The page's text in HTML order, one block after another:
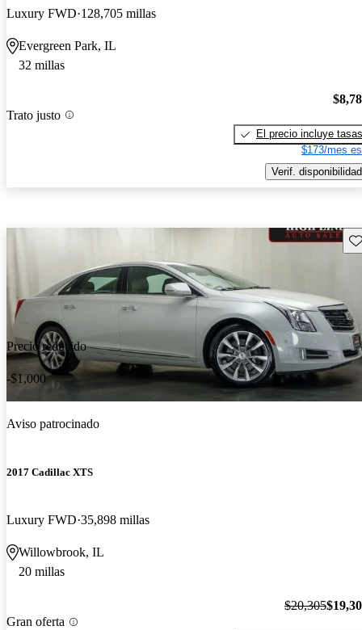
Luxury FWD 128,705 millas
Evergreen Park, IL
32 millas
Trato justo
El precio incluye tasas
$173/mes
Verif. disponibilidad
Precio reducido
-$1,000
Aviso patrocinado
2017 Cadillac XTS
Luxury FWD 35,898 millas
Willowbrook, IL
20 millas
Gran oferta
$20,305